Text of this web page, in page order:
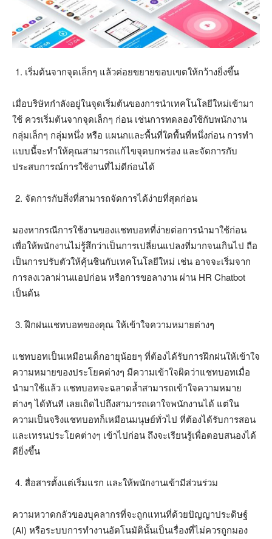
เริ่มต้นจากจุดเล็กๆ แล้วค่อยขยายขอบเขตให้กว้างยิ่งขึ้น
เมื่อบริษัทกำลังอยู่ในจุดเริ่มต้นของการนำเทคโนโลยีใหม่เข้ามา
ใช้ ควรเริ่มต้นจากจุดเล็กๆ ก่อน เช่นการทดลองใช้กับพนักงาน
กลุ่มเล็กๆ กลุ่มหนึ่ง หรือ แผนกและพื้นที่ใดพื้นที่หนึ่งก่อน การทำ
แบบนี้จะทำให้คุณสามารถแก้ไขจุดบกพร่อง และจัดการกับ
ประสบการณ์การใช้งานที่ไม่ดีก่อนได้
จัดการกับสิ่งที่สามารถจัดการได้ง่ายที่สุดก่อน
มองหากรณีการใช้งานของแชทบอทที่ง่ายต่อการนำมาใช้ก่อน
เพื่อให้พนักงานไม่รู้สึกว่าเป็นการเปลี่ยนแปลงที่มากจนเกินไป ถือ
เป็นการปรับตัวให้คุ้นชินกับเทคโนโลยีใหม่ เช่น อาจจะเริ่มจาก
การลงเวลาผ่านแอปก่อน หรือการขอลางาน ผ่าน HR Chatbot
เป็นต้น
ฝึกฝนแชทบอทของคุณ ให้เข้าใจความหมายต่างๆ
แชทบอทเป็นเหมือนเด็กอายุน้อยๆ ที่ต้องได้รับการฝึกฝนให้เข้าใจ
ความหมายของประโยคต่างๆ มีความเข้าใจผิดว่าแชทบอทเมื่อ
นำมาใช้แล้ว แชทบอทจะฉลาดล้ำสามารถเข้าใจความหมาย
ต่างๆ ได้ทันที เลยเถิดไปถึงสามารถเดาใจพนักงานได้ แต่ใน
ความเป็นจริงแชทบอทก็เหมือนมนุษย์ทั่วไป ที่ต้องได้รับการสอน
และเทรนประโยคต่างๆ เข้าไปก่อน ถึงจะเรียนรู้เพื่อตอบสนองได้
ดียิ่งขึ้น
สื่อสารตั้งแต่เริ่มแรก และให้พนักงานเข้ามีส่วนร่วม
ความหวาดกลัวของบุคลากรที่จะถูกแทนที่ด้วยปัญญาประดิษฐ์
(AI) หรือระบบการทำงานอัตโนมัตินั้นเป็นเรื่องที่ไม่ควรถูกมอง